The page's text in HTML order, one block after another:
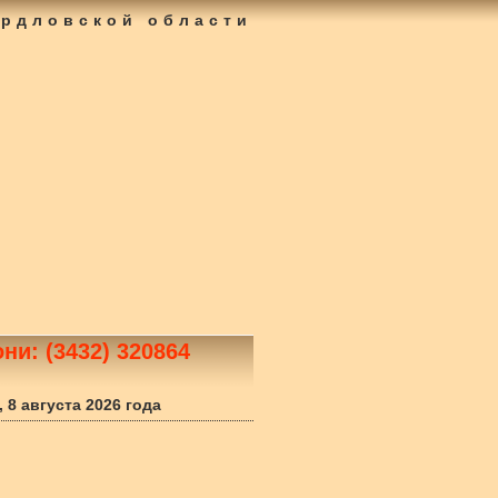
области
(3432) 320864
августа 2026 года